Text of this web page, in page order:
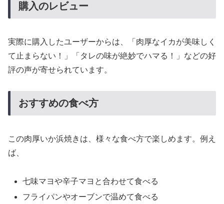
購入のレビュー
実際に購入したユーザーからは、「肉厚なイカが美味しく
て止まらない！」「タレの味が絶妙でハマる！」などの好
評の声が寄せられています。
おすすめの食べ方
この肉厚いか浜焼きは、様々な食べ方で楽しめます。例え
ば、
七味マヨや辛子マヨと合わせて食べる
フライパンやオーブンで温めて食べる